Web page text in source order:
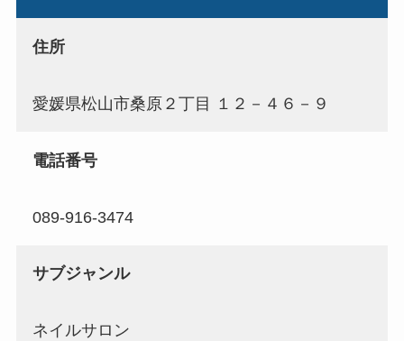
住所
愛媛県松山市桑原２丁目 １２－４６－９
電話番号
089-916-3474
サブジャンル
ネイルサロン